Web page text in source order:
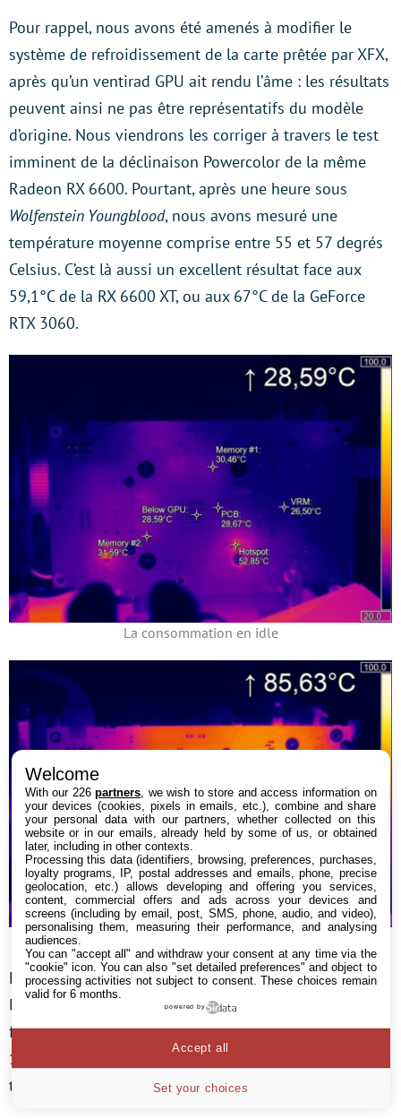
Pour rappel, nous avons été amenés à modifier le
système de refroidissement de la carte prêtée par XFX,
après qu’un ventirad GPU ait rendu l’âme : les résultats
peuvent ainsi ne pas être représentatifs du modèle
d’origine. Nous viendrons les corriger à travers le test
imminent de la déclinaison Powercolor de la même
Radeon RX 6600. Pourtant, après une heure sous
Wolfenstein Youngblood, nous avons mesuré une
température moyenne comprise entre 55 et 57 degrés
Celsius. C’est là aussi un excellent résultat face aux
59,1°C de la RX 6600 XT, ou aux 67°C de la GeForce
RTX 3060.
La consommation en idle
La consommation en overclocking à 2700 MHz
La Radeon RX 6600 est un bon candidat à
l’overclocking. Nous sommes parvenus à atteindre une
fréquence maximale de 2700 MHz côté GPU, et de
1900 MHz côté mémoire, au prix d’une hausse de la
température jusqu’à 86°C.
Welcome
With our 226partners , we wish to store and access information on
your devices (cookies, pixels in emails, etc.), combine and share
your personal data with our partners, whether collected on this
website or in our emails, already held by some of us, or obtained
later, including in other contexts.
Processing this data (identifiers, browsing, preferences, purchases,
loyalty programs, IP, postal addresses and emails, phone, precise
geolocation, etc.) allows developing and offering you services,
content, commercial offers and ads across your devices and
screens (including by email, post, SMS, phone, audio, and video),
personalising them, measuring their performance, and analysing
audiences.
You can "accept all" and withdraw your consent at any time via the
"cookie" icon. You can also "set detailed preferences" and object to
processing activities not subject to consent. These choices remain
valid for 6 months.
powered by
Set your choices
Accept all